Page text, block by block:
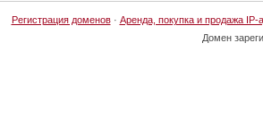
Регистрация доменов· Аренда, покупка и продажа IP-
Домен